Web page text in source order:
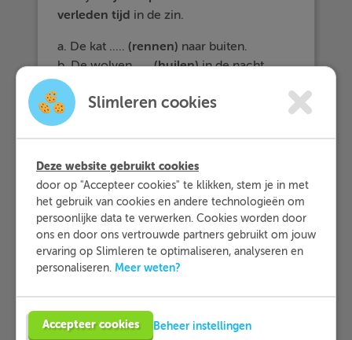
verleden tijd in de zin.
a. De kat .....(rennen) naar buiten.
b. De wolven .....(huilen)in de nacht.
c. .....
a. rennen eindigt op -nen --> verleden
tijd eindigt op -de(n) (denk aan
kofschiptaxi)
de kat = enkelvoud --> rende
b. huilen eindigt op -len --> verleden tijd
c. tikken eindigt op -ken --> verleden tijd
Slimleren cookies
Deze website gebruikt cookies
door op "Accepteer cookies" te klikken, stem je in met
het gebruik van cookies en andere technologieën om
persoonlijke data te verwerken. Cookies worden door
ons en door ons vertrouwde partners gebruikt om jouw
ervaring op Slimleren te optimaliseren, analyseren en
personaliseren. Meer weten?
Accepteer cookies Beheer instellingen